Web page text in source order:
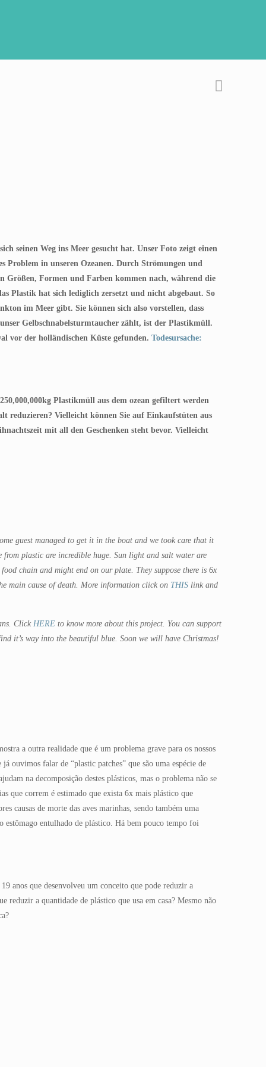
seinen Weg ins Meer gesucht hat. Unser Foto zeigt einen
Problem in unseren Ozeanen. Durch Strömungen und
Größen, Formen und Farben kommen nach, während die
Plastik hat sich lediglich zersetzt und nicht abgebaut. So
im Meer gibt. Sie können sich also vorstellen, dass
Gelbschnabelsturmtaucher zählt, ist der Plastikmüll.
vor der holländischen Küste gefunden.Todesursache:
Plastikmüll aus dem ozean gefiltert werden
reduzieren? Vielleicht können Sie auf Einkaufstüten aus
mit all den Geschenken steht bevor. Vielleicht
guest managed to get it in the boat and we took care that it
plastic are incredible huge. Sun light and salt water are
chain and might end on our plate. They suppose there is 6x
main cause of death. More information click on THIS link and
Click HERE to know more about this project. You can support
it’s way into the beautiful blue. Soon we will have Christmas!
a outra realidade que é um problema grave para os nossos
ouvimos falar de “plastic patches” que são uma espécie de
na decomposição destes plásticos, mas o problema não se
que correm é estimado que exista 6x mais plástico que
causas de morte das aves marinhas, sendo também uma
estômago entulhado de plástico. Há bem pouco tempo foi
anos que desenvolveu um conceito que pode reduzir a
reduzir a quantidade de plástico que usa em casa? Mesmo não